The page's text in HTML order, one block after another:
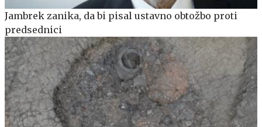
Jambrek zanika, da bi pisal ustavno obtožbo proti
predsednici